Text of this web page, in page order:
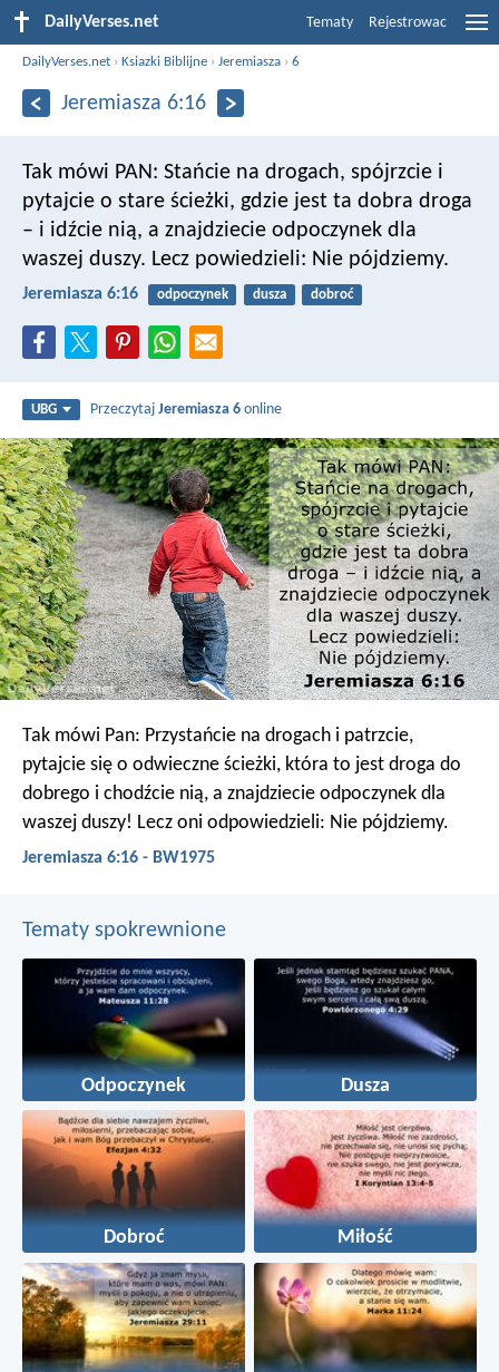
DailyVerses.net Tematy Rejestrowac
DailyVerses.net ›Ksiazki Biblijne ›Jeremiasza ›6
Jeremiasza 6:16
Tak mówi PAN: Stańcie na drogach, spójrzcie i
pytajcie o stare ścieżki, gdzie jest ta dobra droga
– i idźcie nią, a znajdziecie odpoczynek dla
waszej duszy. Lecz powiedzieli: Nie pójdziemy.
Jeremiasza 6:16 odpoczynek dusza dobroć
UBG PrzeczytajJeremiasza 6 online
Tak mówi Pan: Przystańcie na drogach i patrzcie,
pytajcie się o odwieczne ścieżki, która to jest droga do
dobrego i chodźcie nią, a znajdziecie odpoczynek dla
waszej duszy! Lecz oni odpowiedzieli: Nie pójdziemy.
Jeremiasza 6:16 - BW1975
Tematy spokrewnione
Odpoczynek Dusza
Dobroć Miłość